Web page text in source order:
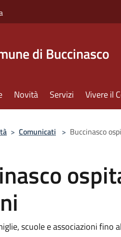
di Buccinasco
Novità Servizi Vivere il
> Comunicati > Buccinasco
scuole e associazioni fino